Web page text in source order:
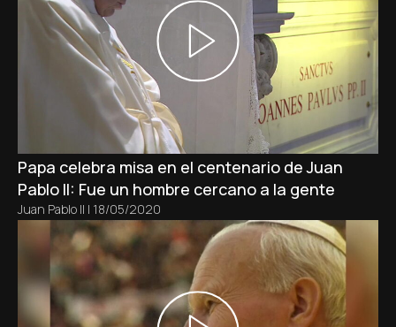
Papa celebra misa en el centenario de Juan
Pablo II: Fue un hombre cercano a la gente
Juan Pablo II | 18/05/2020